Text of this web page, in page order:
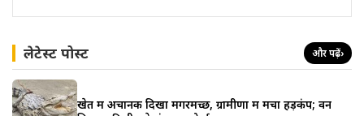
लेटेस्ट पोस्ट और पढ़ें›
खेत में अचानक दिखा मगरमच्छ, ग्रामीणों में मचा हड़कंप; वन